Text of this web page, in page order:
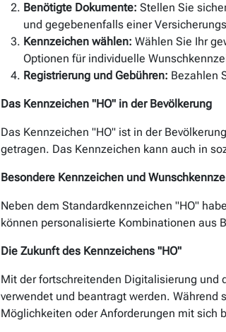
Benötigte Dokumente: Stellen Sie
und gegebenenfalls einer
Kennzeichen wählen: Wählen Sie Ihr
Optionen für individuelle
Registrierung und Gebühren: Bezahlen
Das Kennzeichen "HO" in der Bevölkerung
Das Kennzeichen "HO" ist in der
getragen. Das Kennzeichen kann auch in
Besondere Kennzeichen und
Neben dem Standardkennzeichen "HO"
können personalisierte Kombinationen aus
Die Zukunft des Kennzeichens "HO"
Mit der fortschreitenden Digitalisierung und
verwendet und beantragt werden.
Möglichkeiten oder Anforderungen mit sich